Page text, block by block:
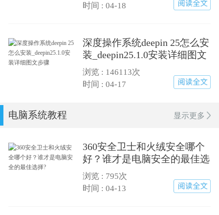
时间 : 04-18
深度操作系统deepin 25怎么安
装_deepin25.1.0安装详细图文
步骤
浏览 : 146113次
时间 : 04-17
电脑系统教程 显示更多
360安全卫士和火绒安全哪个
好？谁才是电脑安全的最佳选
择?
浏览 : 795次
时间 : 04-13